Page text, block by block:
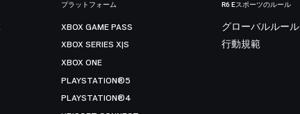
プラットフォーム
XBOX GAME PASS
XBOX SERIES X|S
XBOX ONE
PLAYSTATION®5
PLAYSTATION®4
R6 Eスポーツのルール
グローバルルール
行動規範